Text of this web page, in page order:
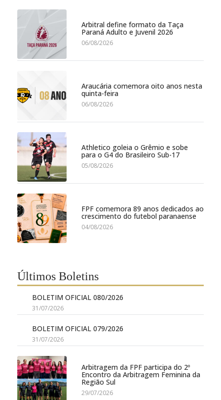
Arbitral define formato da Taça
Paraná Adulto e Juvenil 2026
06/08/2026
Araucária comemora oito anos nesta
quinta-feira
06/08/2026
Athletico goleia o Grêmio e sobe
para o G4 do Brasileiro Sub-17
05/08/2026
FPF comemora 89 anos dedicados ao
crescimento do futebol paranaense
04/08/2026
Últimos Boletins
BOLETIM OFICIAL 080/2026
31/07/2026
BOLETIM OFICIAL 079/2026
31/07/2026
Arbitragem da FPF participa do 2º
Encontro da Arbitragem Feminina da
Região Sul
29/07/2026